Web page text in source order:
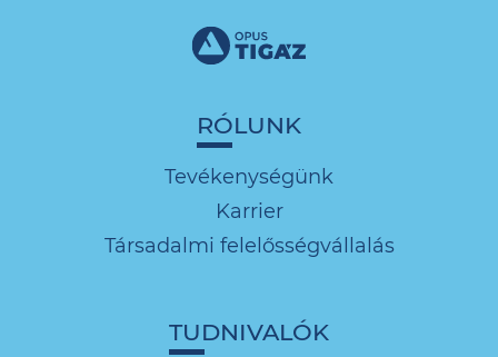
RÓLUNK
Tevékenységünk
Karrier
Társadalmi felelősségvállalás
TUDNIVALÓK